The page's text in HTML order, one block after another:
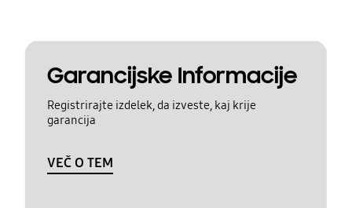
Garancijske Informacije
Registrirajte izdelek, da izveste, kaj krije
garancija
VEČ O TEM